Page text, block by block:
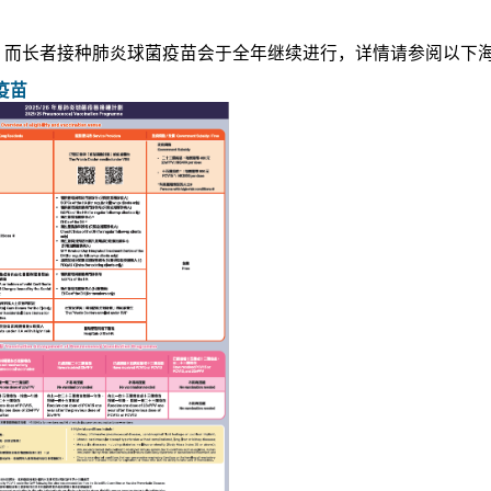
长者接种肺炎球菌疫苗会于全年继续进行，详情请参阅以下
苗